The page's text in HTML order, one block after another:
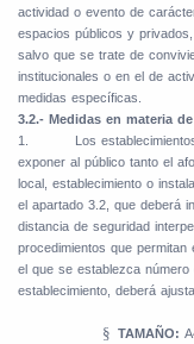
actividad o evento de
espacios públicos y
salvo que se trate de
institucionales o en el de
medidas específicas.
3.2.- Medidas en materia
1.
Los
exponer al público tanto el
local, establecimiento o
el apartado 3.2, que deberá
distancia de seguridad
procedimientos que
el que se establezca
establecimiento, deberá
§ TAMAÑO: